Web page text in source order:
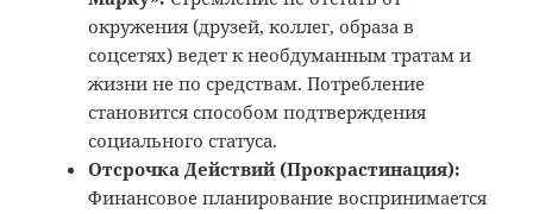
окружения (друзей, коллег, образа в
соцсетях) ведет к необдуманным тратам и
жизни не по средствам. Потребление
становится способом подтверждения
социального статуса.
Отсрочка Действий (Прокрастинация):
Финансовое планирование воспринимается